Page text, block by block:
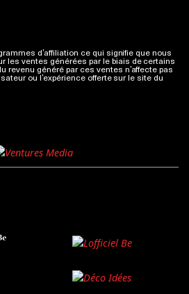
d’affiliation ce qui signifie que nous
les ventes générées par le biais de certains
revenu généré par ces ventes n’affecte pas
ou l’expérience offerte sur le site du